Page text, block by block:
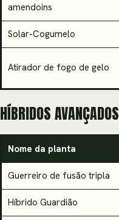
amendoins
Solar-Cogumelo
Atirador de fogo de gelo
HÍBRIDOS AVANÇADOS
Nome da planta
Guerreiro de fusão tripla
Híbrido Guardião